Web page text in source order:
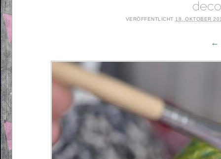
VERÖFFENTLICHT 18. OKTOBER
←